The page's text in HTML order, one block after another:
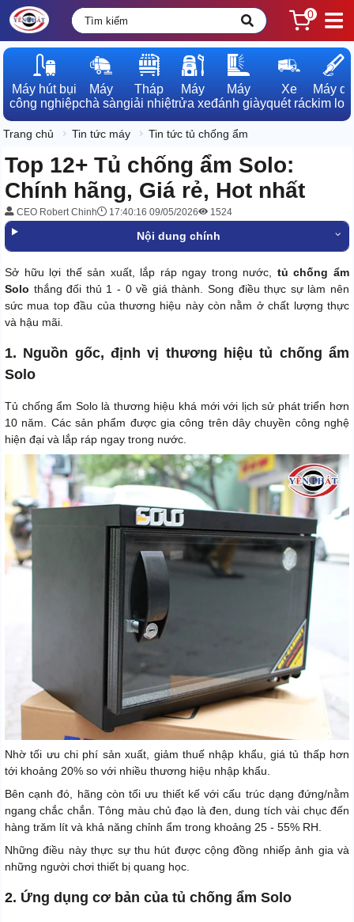
0
Máy hút bụi
công nghiệp
Máy
chà sàn
Tháp
giải nhiệt
Máy
rửa xe
Máy
đánh giày
Xe
quét rác
Máy dò
kim loại
Trang chủ Tin tức máy Tin tức tủ chống ẩm
Top 12+ Tủ chống ẩm Solo:
Chính hãng, Giá rẻ, Hot nhất
CEO Robert Chinh 17:40:16 09/05/2026 1524
Nội dung chính
Sở hữu lợi thế sản xuất, lắp ráp ngay trong nước, tủ chống ẩm
Solo thắng đối thủ 1 - 0 về giá thành. Song điều thực sự làm nên
sức mua top đầu của thương hiệu này còn nằm ở chất lượng thực
và hậu mãi.
1. Nguồn gốc, định vị thương hiệu tủ chống ẩm
Solo
Tủ chống ẩm Solo là thương hiệu khá mới với lịch sử phát triển hơn
10 năm. Các sản phẩm được gia công trên dây chuyền công nghệ
hiện đại và lắp ráp ngay trong nước.
Nhờ tối ưu chi phí sản xuất, giảm thuế nhập khẩu, giá tủ thấp hơn
tới khoảng 20% so với nhiều thương hiệu nhập khẩu.
Bên cạnh đó, hãng còn tối ưu thiết kế với cấu trúc dạng đứng/nằm
ngang chắc chắn. Tông màu chủ đạo là đen, dung tích vài chục đến
hàng trăm lít và khả năng chỉnh ẩm trong khoảng 25 - 55% RH.
Những điều này thực sự thu hút được cộng đồng nhiếp ảnh gia và
những người chơi thiết bị quang học.
2. Ứng dụng cơ bản của tủ chống ẩm Solo